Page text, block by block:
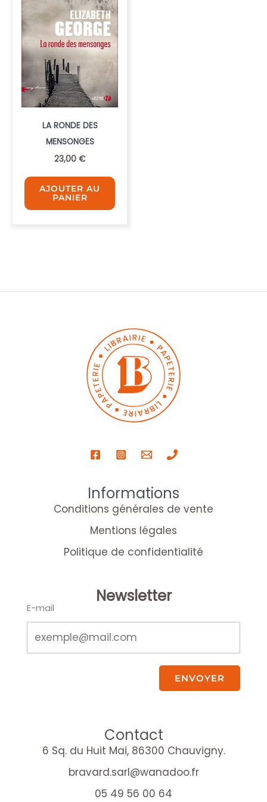
LA RONDE DES
MENSONGES
23,00 €
AJOUTER AU
PANIER
Informations
Conditions générales de vente
Mentions légales
Politique de confidentialité
Newsletter
E-mail
ENVOYER
Contact
6 Sq. du Huit Mai, 86300 Chauvigny.
bravard.sarl@wanadoo.fr
05 49 56 00 64